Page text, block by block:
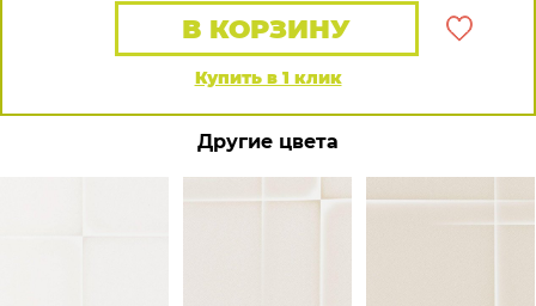
Купить в 1 клик
В КОРЗИНУ
Другие цвета